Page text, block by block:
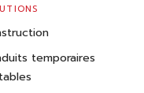
temporaires